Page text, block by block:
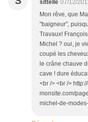
sittelle 07/12/
Mon rêve, que
"baigneur",
Travaux!
Michel ? oui, je
coupé les
le crâne chauve
cave ! dure
<br /> <br />
monsite.com/
michel-de-